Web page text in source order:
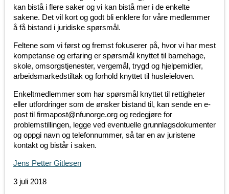
kan bistå i flere saker og vi kan bistå mer i de enkelte
sakene. Det vil kort og godt bli enklere for våre medlemmer
å få bistand i juridiske spørsmål.
Feltene som vi først og fremst fokuserer på, hvor vi har mest
kompetanse og erfaring er spørsmål knyttet til barnehage,
skole, omsorgstjenester, vergemål, trygd og hjelpemidler,
arbeidsmarkedstiltak og forhold knyttet til husleieloven.
Enkeltmedlemmer som har spørsmål knyttet til rettigheter
eller utfordringer som de ønsker bistand til, kan sende en e-
post til firmapost@nfunorge.org og redegjøre for
problemstillingen, legge ved eventuelle grunnlagsdokumenter
og oppgi navn og telefonnummer, så tar en av juristene
kontakt og bistår i saken.
Jens Petter Gitlesen
3 juli 2018